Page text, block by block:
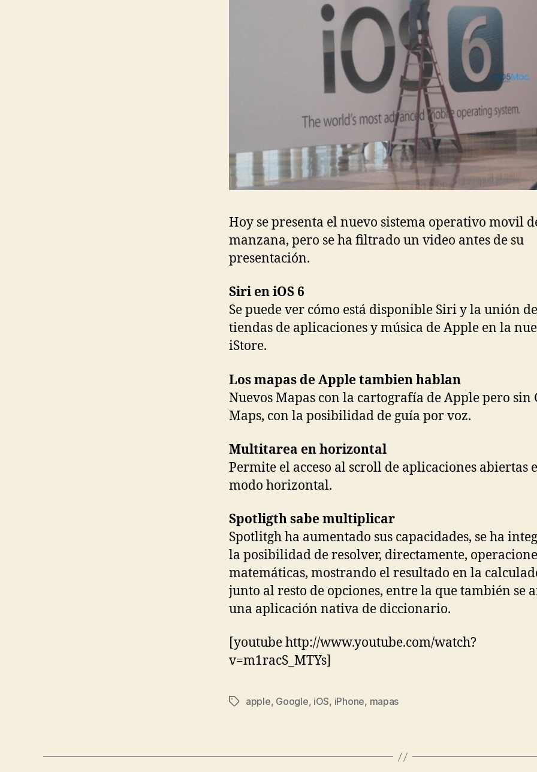
Hoy se presenta el nuevo sistema operativo movil
manzana, pero se ha filtrado un video antes de su
presentación.
Siri en iOS 6
Se puede ver cómo está disponible Siri y la unión
tiendas de aplicaciones y música de Apple en la
iStore.
Los mapas de Apple tambien hablan
Nuevos Mapas con la cartografía de Apple pero sin
Maps, con la posibilidad de guía por voz.
Multitarea en horizontal
Permite el acceso al scroll de aplicaciones abiertas
modo horizontal.
Spotligth sabe multiplicar
Spotlitgh ha aumentado sus capacidades, se ha
la posibilidad de resolver, directamente,
matemáticas, mostrando el resultado en la
junto al resto de opciones, entre la que también se
una aplicación nativa de diccionario.
[youtube http://www.youtube.com/watch?
v=m1racS_MTYs]
Etiquetas
apple, Google, iOS, iPhone, mapas